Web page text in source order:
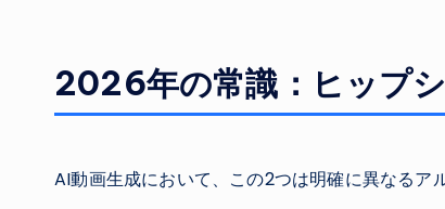
2026年の常識：ヒップ
AI動画生成において、この2つは明確に異なるア